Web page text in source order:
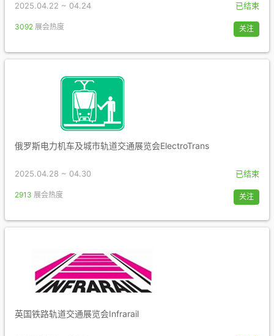
2025.04.22 ~ 04.24 已结束
3092 展会热度 关注
俄罗斯电力机车及城市轨道交通展览会ElectroTrans
2025.04.28 ~ 04.30 已结束
2913 展会热度 关注
英国铁路轨道交通展览会Infrarail